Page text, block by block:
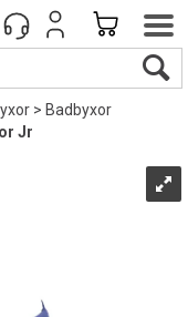
>Badbyxor
Jr